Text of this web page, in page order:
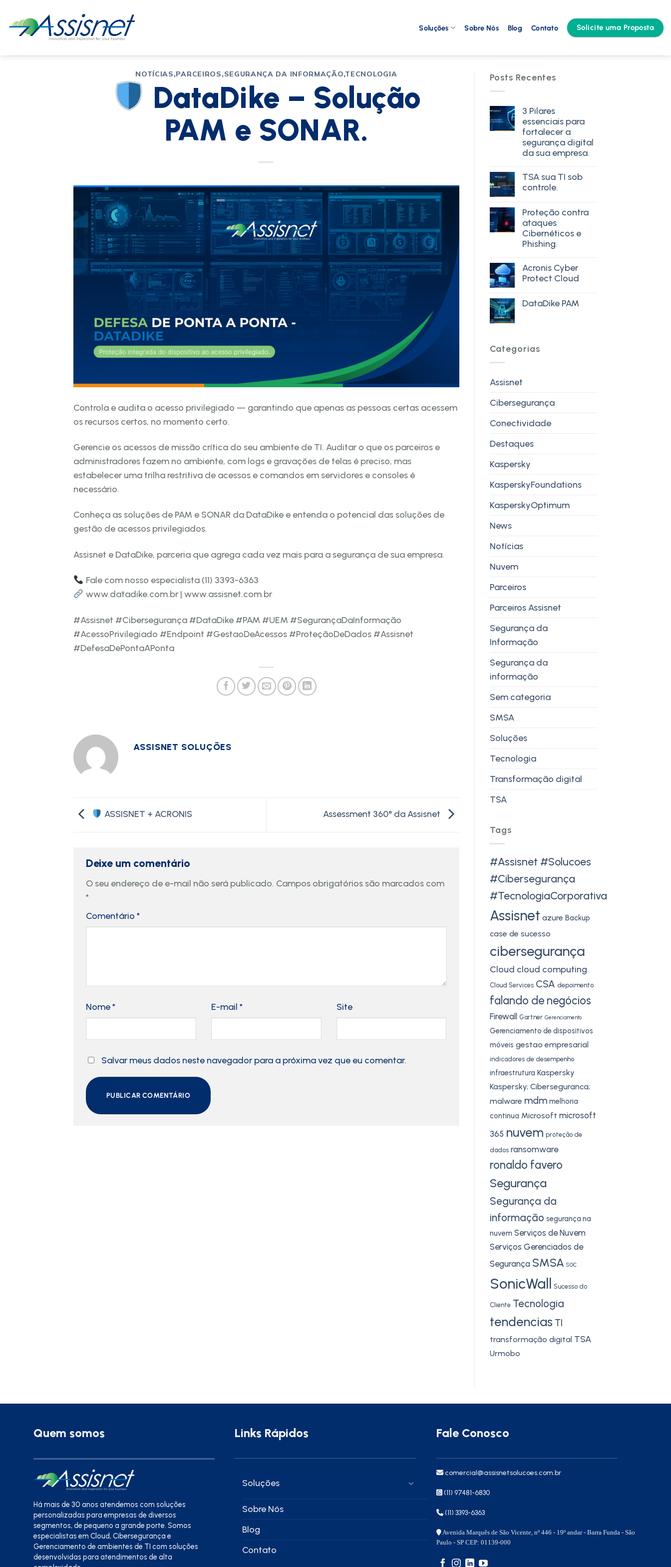
Soluções Sobre Nós Blog Contato Solicite uma Proposta
NOTÍCIAS,PARCEIROS,SEGURANÇA DA INFORMAÇÃO,TECNOLOGIA
DataDike – Solução
PAM e SONAR.
Controla e audita o acesso privilegiado — garantindo que apenas as pessoas certas acessem
os recursos certos, no momento certo.
Gerencie os acessos de missão crítica do seu ambiente de TI. Auditar o que os parceiros e
administradores fazem no ambiente, com logs e gravações de telas é preciso, mas
estabelecer uma trilha restritiva de acessos e comandos em servidores e consoles é
necessário.
Conheça as soluções de PAM e SONAR da DataDike e entenda o potencial das soluções de
gestão de acessos privilegiados.
Assisnet e DataDike, parceria que agrega cada vez mais para a segurança de sua empresa.
Fale com nosso especialista (11) 3393-6363
www.datadike.com.br | www.assisnet.com.br
#Assisnet #Cibersegurança #DataDike #PAM #UEM #SegurançaDaInformação
#AcessoPrivilegiado #Endpoint #GestaoDeAcessos #ProteçãoDeDados #Assisnet
#DefesaDePontaAPonta
ASSISNET SOLUÇÕES
ASSISNET + ACRONIS Assessment 360° da Assisnet
Deixe um comentário
O seu endereço de e-mail não será publicado. Campos obrigatórios são marcados com
*
Comentário *
Nome* E-mail * Site
Salvar meus dados neste navegador para a próxima vez que eu comentar.
Posts Recentes
3 Pilares
essenciais para
fortalecer a
segurança digital
da sua empresa.
TSA sua TI sob
controle.
Proteção contra
ataques
Cibernéticos e
Phishing.
Acronis Cyber
Protect Cloud
DataDike PAM
Categorias
Assisnet
Cibersegurança
Conectividade
Destaques
Kaspersky
KasperskyFoundations
KasperskyOptimum
News
Notícias
Nuvem
Parceiros
Parceiros Assisnet
Segurança da
Informação
Segurança da
informação
Sem categoria
SMSA
Soluções
Tecnologia
Transformação digital
TSA
Tags
#Assisnet #Solucoes
#Cibersegurança
#TecnologiaCorporativa
Assisnet azure Backup
case de sucesso
cibersegurança
Cloud cloud computing
Cloud Services CSA depoimento
falando de negócios
Firewall Gartner Gerenciamento
Gerenciamento de dispositivos
móveis gestao empresarial
indicadores de desempenho
infraestrutura Kaspersky
Kaspersky; Ciberseguranca;
malware mdm melhoria
continua Microsoft microsoft
365 nuvem proteção de
dados ransomware
ronaldo favero
Segurança
Segurança da
informação segurança na
nuvem Serviços de Nuvem
Serviços Gerenciados de
Segurança SMSA SOC
SonicWall Sucesso do
Cliente Tecnologia
tendencias TI
transformação digital TSA
Urmobo
Quem somos
Há mais de 30 anos atendemos com soluções
personalizadas para empresas de diversos
segmentos, de pequeno a grande porte. Somos
especialistas em Cloud, Cibersegurança e
Gerenciamento de ambientes de TI com soluções
desenvolvidas para atendimentos de alta
Links Rápidos
Soluções
Sobre Nós
Blog
Contato
Fale Conosco
comercial@assisnetsolucoes.com.br
(11) 97481-6830
(11) 3393-6363
Avenida Marquês de São Vicente, nº 446 - 19º andar - Barra Funda - São
Paulo - SP CEP: 01139-000